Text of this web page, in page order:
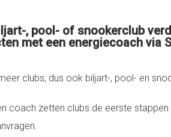
, pool- of snookerclub
met een energiecoach via
clubs, dus ook biljart-, pool- en
coach zetten clubs de eerste